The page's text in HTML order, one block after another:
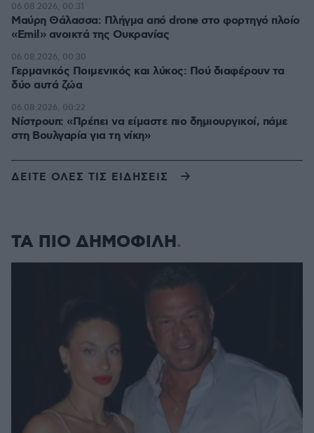
Μαύρη Θάλασσα: Πλήγμα από drone στο φορτηγό πλοίο
«Emil» ανοικτά της Ουκρανίας
06.08.2026, 00:31
Γερμανικός Ποιμενικός και λύκος: Πού διαφέρουν τα
δύο αυτά ζώα
06.08.2026, 00:30
Νίστρουπ: «Πρέπει να είμαστε πιο δημιουργικοί, πάμε
στη Βουλγαρία για τη νίκη»
06.08.2026, 00:22
ΔΕΙΤΕ ΟΛΕΣ ΤΙΣ ΕΙΔΗΣΕΙΣ
ΤΑ ΠΙΟ ΔΗΜΟΦΙΛΗ